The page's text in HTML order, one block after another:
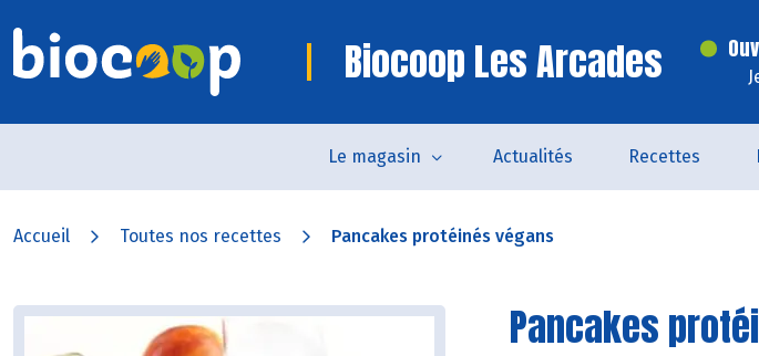
Biocoop Les Arcades
Le magasin Actualités Recettes
Accueil Toutes nos recettes Pancakes protéinés végans
Pancakes